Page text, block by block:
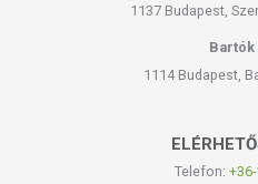
1137 Budapest,
Bartók
1114 Budapest,
Telefon: